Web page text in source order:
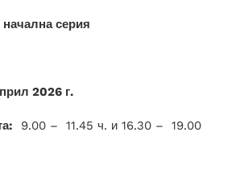
серия
2026 г.
9.00 – 11.45 ч. и 16.30 – 19.00